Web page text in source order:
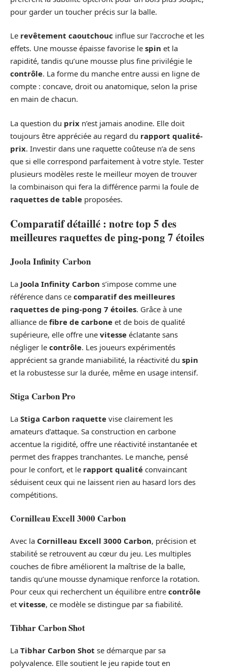
pour garder un toucher précis sur la balle.
Le revêtement caoutchouc influe sur l’accroche et les
effets. Une mousse épaisse favorise le spin et la
rapidité, tandis qu’une mousse plus fine privilégie le
contrôle. La forme du manche entre aussi en ligne de
compte : concave, droit ou anatomique, selon la prise
en main de chacun.
La question du prix n’est jamais anodine. Elle doit
toujours être appréciée au regard du rapport qualité-
prix. Investir dans une raquette coûteuse n’a de sens
que si elle correspond parfaitement à votre style. Tester
plusieurs modèles reste le meilleur moyen de trouver
la combinaison qui fera la différence parmi la foule de
raquettes de table proposées.
Comparatif détaillé : notre top 5 des
meilleures raquettes de ping-pong 7 étoiles
Joola Infinity Carbon
La Joola Infinity Carbon s’impose comme une
référence dans ce comparatif des meilleures
raquettes de ping-pong 7 étoiles. Grâce à une
alliance de fibre de carbone et de bois de qualité
supérieure, elle offre une vitesse éclatante sans
négliger le contrôle. Les joueurs expérimentés
apprécient sa grande maniabilité, la réactivité du spin
et la robustesse sur la durée, même en usage intensif.
Stiga Carbon Pro
La Stiga Carbon raquette vise clairement les
amateurs d’attaque. Sa construction en carbone
accentue la rigidité, offre une réactivité instantanée et
permet des frappes tranchantes. Le manche, pensé
pour le confort, et le rapport qualité convaincant
séduisent ceux qui ne laissent rien au hasard lors des
compétitions.
Cornilleau Excell 3000 Carbon
Avec la Cornilleau Excell 3000 Carbon, précision et
stabilité se retrouvent au cœur du jeu. Les multiples
couches de fibre améliorent la maîtrise de la balle,
tandis qu’une mousse dynamique renforce la rotation.
Pour ceux qui recherchent un équilibre entre contrôle
et vitesse, ce modèle se distingue par sa fiabilité.
Tibhar Carbon Shot
La Tibhar Carbon Shot se démarque par sa
polyvalence. Elle soutient le jeu rapide tout en